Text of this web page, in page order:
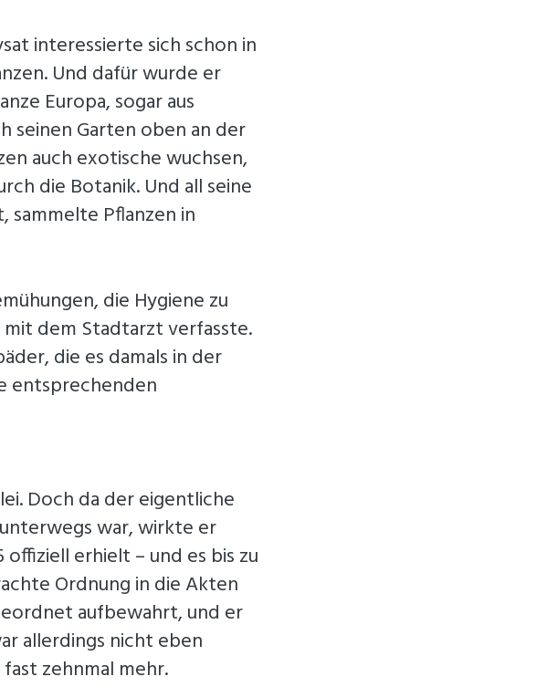
interessierte sich schon in
Und dafür wurde er
Europa, sogar aus
seinen Garten oben an der
auch exotische wuchsen,
die Botanik. Und all seine
Pflanzen in
die Hygiene zu
dem Stadtarzt verfasste.
die es damals in der
entsprechenden
Doch da der eigentliche
war, wirkte er
erhielt – und es bis zu
Ordnung in die Akten
aufbewahrt, und er
allerdings nicht eben
zehnmal mehr.